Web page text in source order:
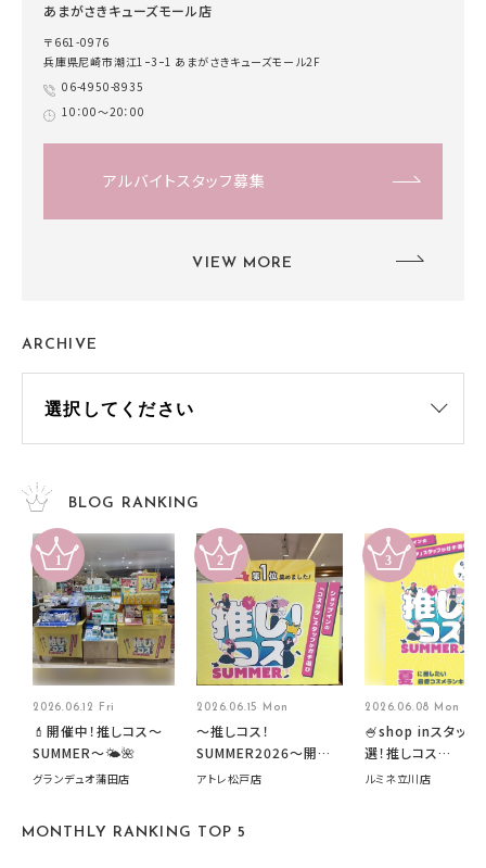
あまがさきキューズモール店
〒661-0976
兵庫県尼崎市潮江1ｰ3ｰ1 あまがさきキューズモール2F
06-4950-8935
10：00～20：00
アルバイトスタッフ募集
VIEW MORE
ARCHIVE
BLOG RANKING
2026.06.12 Fri
💄開催中！推しコス〜
SUMMER〜🌤️🌺
グランデュオ蒲田店
2026.06.15 Mon
～推しコス！
SUMMER2026～開催
中です！
アトレ松戸店
2026.06.08 Mon
🍧shop inスタッフ
選！推しコス
summer2026開催
ルミネ立川店
MONTHLY RANKING TOP 5